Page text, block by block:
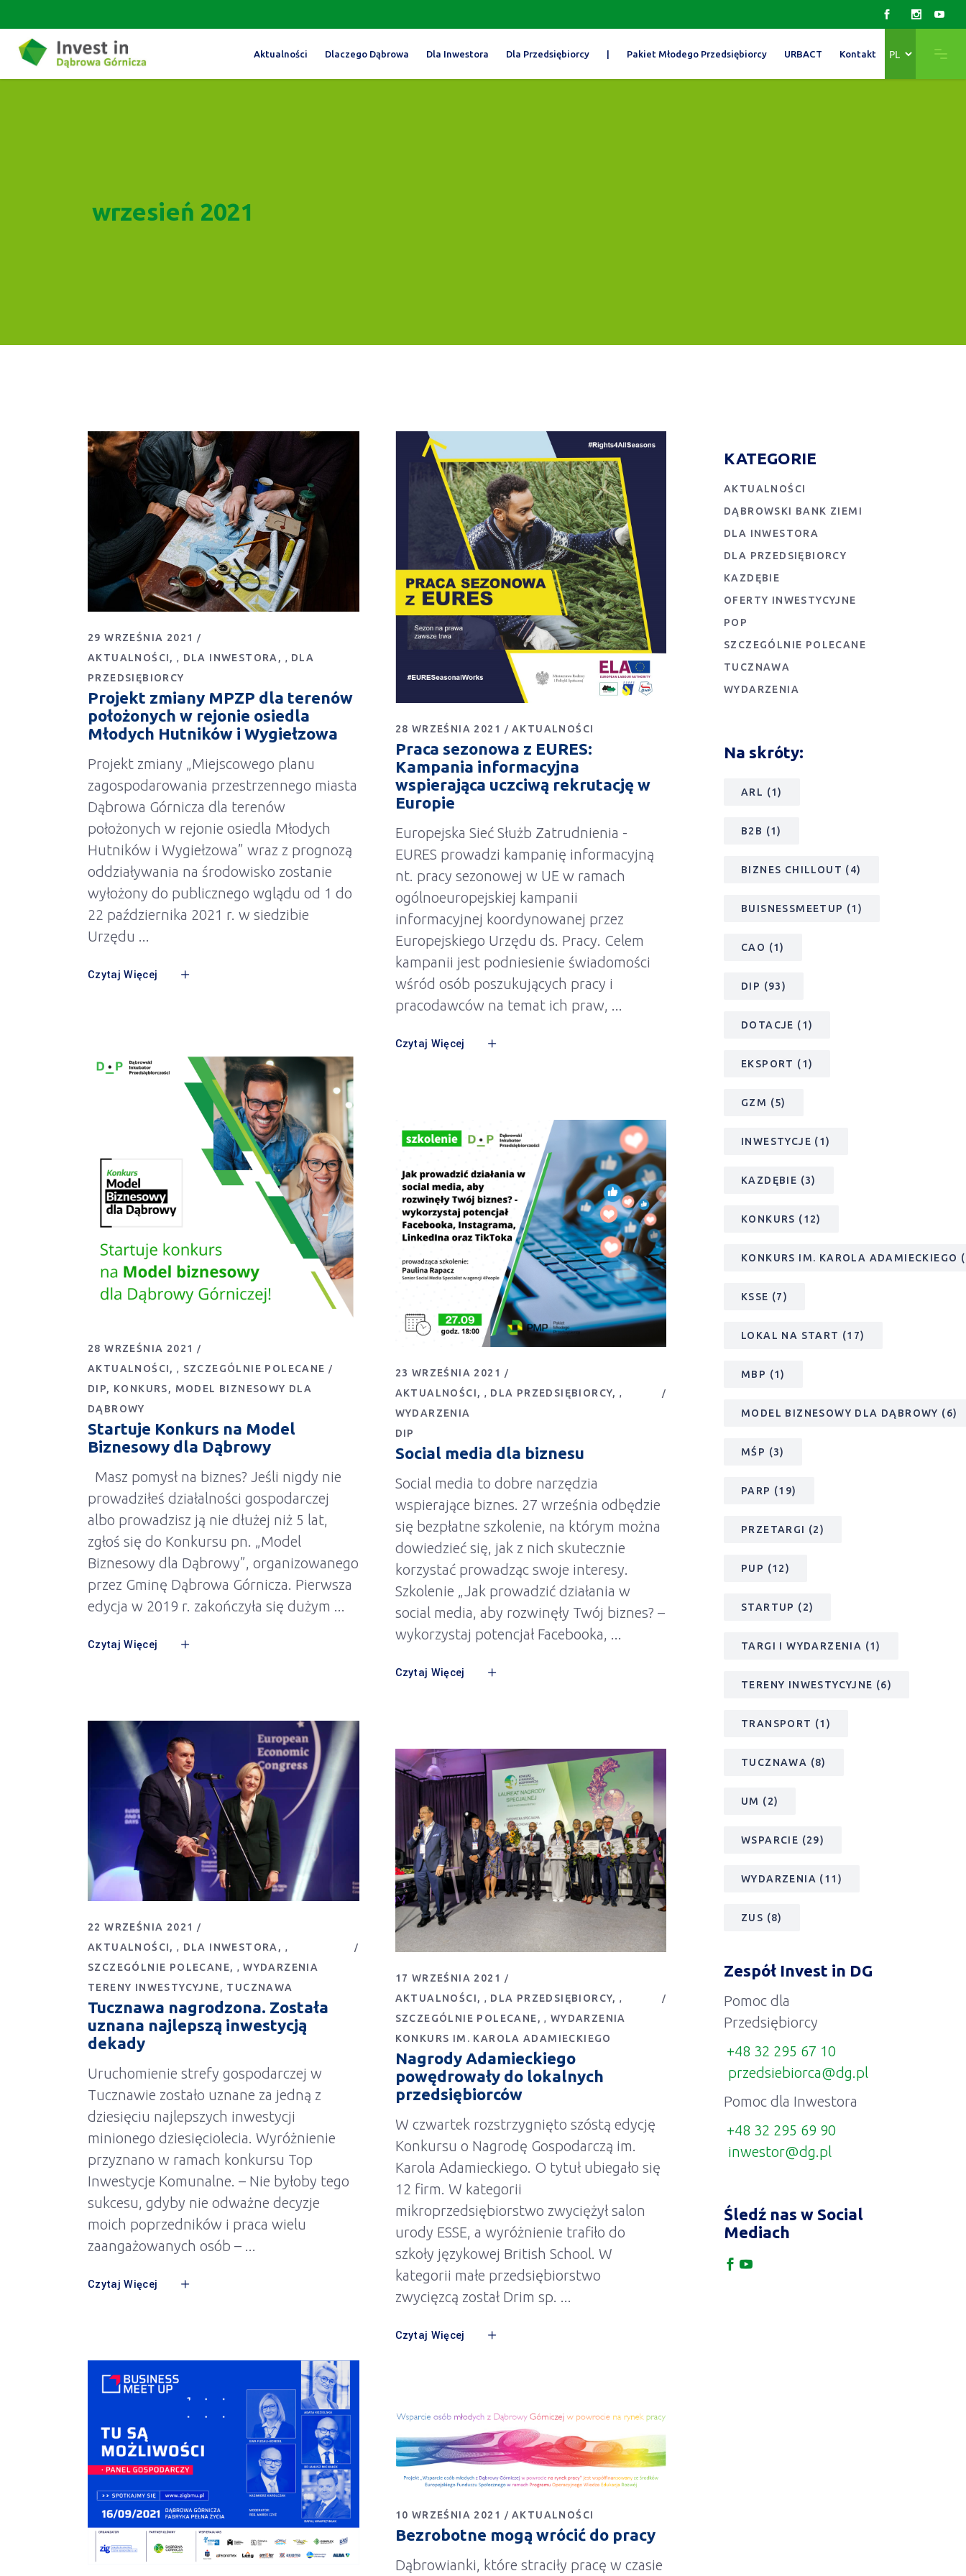
Aktualności Dlaczego Dąbrowa Dla Inwestora Dla Przedsiębiorcy | Pakiet Młodego Przedsiębiorcy URBACT Kontakt
język
wrzesień 2021
29 WRZEŚNIA 2021
AKTUALNOŚCI
, DLA INWESTORA , DLA
PRZEDSIĘBIORCY
Projekt zmiany MPZP dla terenów
położonych w rejonie osiedla
Młodych Hutników i Wygiełzowa
Projekt zmiany „Miejscowego planu
zagospodarowania przestrzennego miasta
Dąbrowa Górnicza dla terenów
położonych w rejonie osiedla Młodych
Hutników i Wygiełzowa” wraz z prognozą
oddziaływania na środowisko zostanie
wyłożony do publicznego wglądu od 1 do
22 października 2021 r. w siedzibie
Urzędu
Czytaj Więcej
28 WRZEŚNIA 2021 AKTUALNOŚCI
Praca sezonowa z EURES:
Kampania informacyjna
wspierająca uczciwą rekrutację w
Europie
Europejska Sieć Służb Zatrudnienia -
EURES prowadzi kampanię informacyjną
nt. pracy sezonowej w UE w ramach
ogólnoeuropejskiej kampanii
informacyjnej koordynowanej przez
Europejskiego Urzędu ds. Pracy. Celem
kampanii jest podniesienie świadomości
wśród osób poszukujących pracy i
pracodawców na temat ich praw,
Czytaj Więcej
28 WRZEŚNIA 2021
AKTUALNOŚCI
,
SZCZEGÓLNIE POLECANE
DIP
KONKURS
MODEL BIZNESOWY DLA
DĄBROWY
Startuje Konkurs na Model
Biznesowy dla Dąbrowy
Masz pomysł na biznes? Jeśli nigdy nie
prowadziłeś działalności gospodarczej
albo prowadzisz ją nie dłużej niż 5 lat,
zgłoś się do Konkursu pn. „Model
Biznesowy dla Dąbrowy”, organizowanego
przez Gminę Dąbrowa Górnicza. Pierwsza
edycja w 2019 r. zakończyła się dużym
Czytaj Więcej
23 WRZEŚNIA 2021
AKTUALNOŚCI
, DLA PRZEDSIĘBIORCY ,
WYDARZENIA
DIP
Social media dla biznesu
Social media to dobre narzędzia
wspierające biznes. 27 września odbędzie
się bezpłatne szkolenie, na którym można
dowiedzieć się, jak z nich skutecznie
korzystać prowadząc swoje interesy.
Szkolenie „Jak prowadzić działania w
social media, aby rozwinęły Twój biznes? –
wykorzystaj potencjał Facebooka,
Czytaj Więcej
22 WRZEŚNIA 2021
AKTUALNOŚCI
, DLA INWESTORA ,
SZCZEGÓLNIE POLECANE ,WYDARZENIA
TERENY INWESTYCYJNE
TUCZNAWA
Tucznawa nagrodzona. Została
uznana najlepszą inwestycją
dekady
Uruchomienie strefy gospodarczej w
Tucznawie zostało uznane za jedną z
dziesięciu najlepszych inwestycji
minionego dziesięciolecia. Wyróżnienie
przyznano w ramach konkursu Top
Inwestycje Komunalne. – Nie byłoby tego
sukcesu, gdyby nie odważne decyzje
moich poprzedników i praca wielu
zaangażowanych osób –
Czytaj Więcej
17 WRZEŚNIA 2021
AKTUALNOŚCI
, DLA PRZEDSIĘBIORCY ,
SZCZEGÓLNIE POLECANE , WYDARZENIA
KONKURS IM. KAROLA ADAMIECKIEGO
Nagrody Adamieckiego
powędrowały do lokalnych
przedsiębiorców
W czwartek rozstrzygnięto szóstą edycję
Konkursu o Nagrodę Gospodarczą im.
Karola Adamieckiego. O tytuł ubiegało się
12 firm. W kategorii
mikroprzedsiębiorstwo zwyciężył salon
urody ESSE, a wyróżnienie trafiło do
szkoły językowej British School. W
kategorii małe przedsiębiorstwo
zwycięzcą został Drim sp.
Czytaj Więcej
10 WRZEŚNIA 2021 AKTUALNOŚCI
Bezrobotne mogą wrócić do pracy
Dąbrowianki, które straciły pracę w czasie
KATEGORIE
AKTUALNOŚCI
DĄBROWSKI BANK ZIEMI
DLA INWESTORA
DLA PRZEDSIĘBIORCY
KAZDĘBIE
OFERTY INWESTYCYJNE
POP
SZCZEGÓLNIE POLECANE
TUCZNAWA
WYDARZENIA
Na skróty:
ARL (1)
B2B (1)
BIZNES CHILLOUT (4)
BUISNESSMEETUP (1)
CAO (1)
DIP (93)
DOTACJE (1)
EKSPORT (1)
GZM (5)
INWESTYCJE (1)
KAZDĘBIE (3)
KONKURS (12)
KONKURS IM. KAROLA ADAMIECKIEGO
KSSE (7)
LOKAL NA START (17)
MBP (1)
MODEL BIZNESOWY DLA DĄBROWY (6)
MŚP (3)
PARP (19)
PRZETARGI (2)
PUP (12)
STARTUP (2)
TARGI I WYDARZENIA (1)
TERENY INWESTYCYJNE (6)
TRANSPORT (1)
TUCZNAWA (8)
UM (2)
WSPARCIE (29)
WYDARZENIA (11)
ZUS (8)
Zespół Invest in DG
Pomoc dla
Przedsiębiorcy
+48 32 295 67 10
przedsiebiorca@dg.pl
Pomoc dla Inwestora
+48 32 295 69 90
inwestor@dg.pl
Śledź nas w Social
Mediach